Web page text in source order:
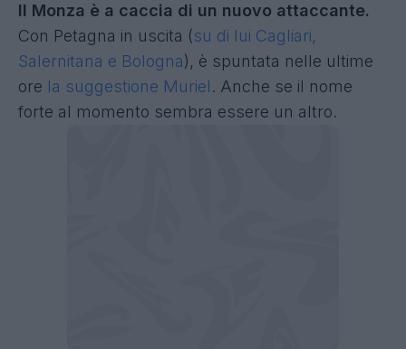
Il Monza è a caccia di un nuovo attaccante.
Con Petagna in uscita (su di lui Cagliari,
Salernitana e Bologna), è spuntata nelle ultime
ore la suggestione Muriel. Anche se il nome
forte al momento sembra essere un altro.